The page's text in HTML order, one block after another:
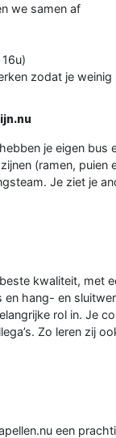
we samen af
zodat je
je eigen bus
(ramen, puien
Je ziet je
kwaliteit, met
hang- en
rol in. Je
Zo leren zij
een